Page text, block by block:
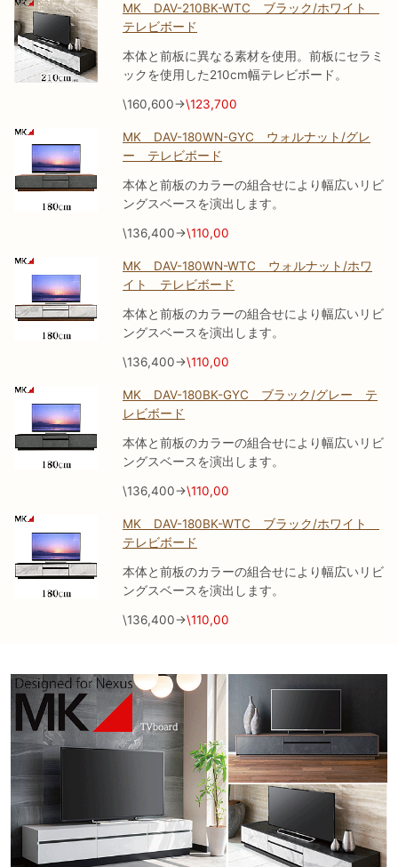
MK DAV-210BK-WTC ブラック/ホワイト
テレビボード
本体と前板に異なる素材を使用。前板にセラミ
ックを使用した210cm幅テレビボード。
\160,600→\123,700
MK DAV-180WN-GYC ウォルナット/グレ
ー テレビボード
本体と前板のカラーの組合せにより幅広いリビ
ングスベースを演出します。
\136,400→\110,00
MK DAV-180WN-WTC ウォルナット/ホワ
イト テレビボード
本体と前板のカラーの組合せにより幅広いリビ
ングスベースを演出します。
\136,400→\110,00
MK DAV-180BK-GYC ブラック/グレー テ
レビボード
本体と前板のカラーの組合せにより幅広いリビ
ングスベースを演出します。
\136,400→\110,00
MK DAV-180BK-WTC ブラック/ホワイト
テレビボード
本体と前板のカラーの組合せにより幅広いリビ
ングスベースを演出します。
\136,400→\110,00